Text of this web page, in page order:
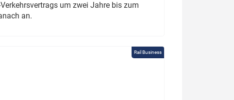
um zwei Jahre bis zum
an.
Rail Business